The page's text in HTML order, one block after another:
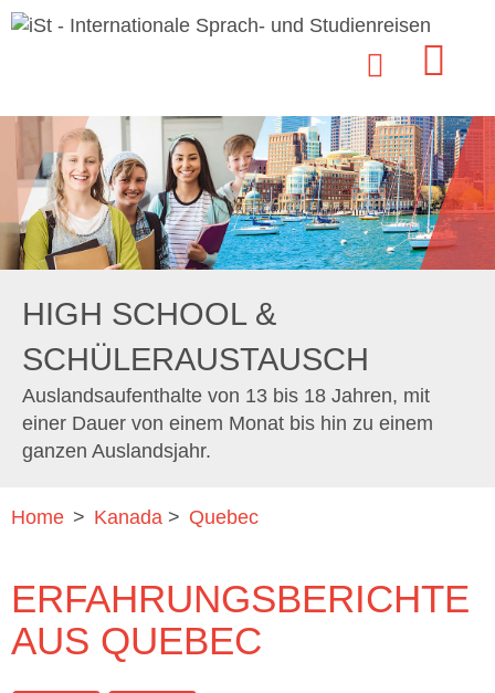
HIGH SCHOOL &
SCHÜLERAUSTAUSCH
Auslandsaufenthalte von 13 bis 18 Jahren, mit
einer Dauer von einem Monat bis hin zu einem
ganzen Auslandsjahr.
Home > Kanada > Quebec
ERFAHRUNGSBERICHTE
AUS QUEBEC